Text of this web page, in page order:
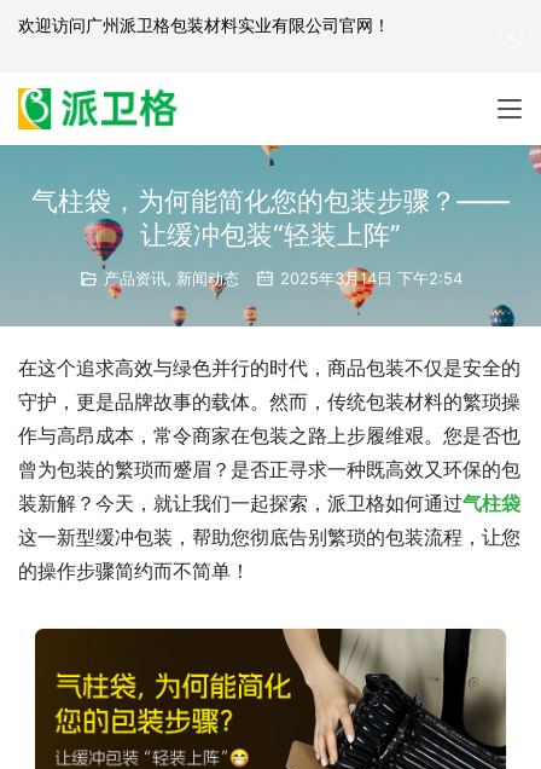
气柱袋，为何能简化您的包装步骤？——
让缓冲包装“轻装上阵”
产品资讯, 新闻动态 2025年3月14日 下午2:54
在这个追求高效与绿色并行的时代，商品包装不仅是安全的
守护，更是品牌故事的载体。然而，传统包装材料的繁琐操
作与高昂成本，常令商家在包装之路上步履维艰。您是否也
曾为包装的繁琐而蹙眉？是否正寻求一种既高效又环保的包
装新解？今天，就让我们一起探索，派卫格如何通过气柱袋
这一新型缓冲包装，帮助您彻底告别繁琐的包装流程，让您
的操作步骤简约而不简单！
欢迎访问广州派卫格包装材料实业有限公司官网 ！